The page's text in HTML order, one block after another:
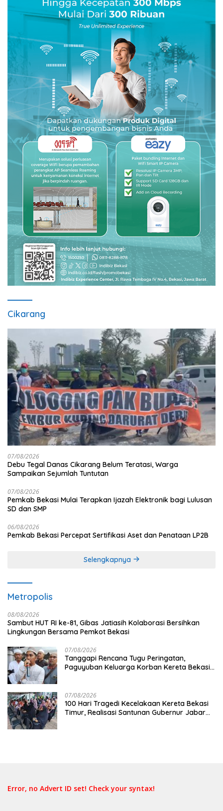
Cikarang
07/08/2026
Debu Tegal Danas Cikarang Belum Teratasi, Warga
Sampaikan Sejumlah Tuntutan
07/08/2026
Pemkab Bekasi Mulai Terapkan Ijazah Elektronik bagi Lulusan
SD dan SMP
06/08/2026
Pemkab Bekasi Percepat Sertifikasi Aset dan Penataan LP2B
Selengkapnya
Metropolis
08/08/2026
Sambut HUT RI ke-81, Gibas Jatiasih Kolaborasi Bersihkan
Lingkungan Bersama Pemkot Bekasi
07/08/2026
Tanggapi Rencana Tugu Peringatan,
Paguyuban Keluarga Korban Kereta Bekasi
07/08/2026
100 Hari Tragedi Kecelakaan Kereta Bekasi
Timur, Realisasi Santunan Gubernur Jabar
Error, no Advert ID set! Check your syntax!